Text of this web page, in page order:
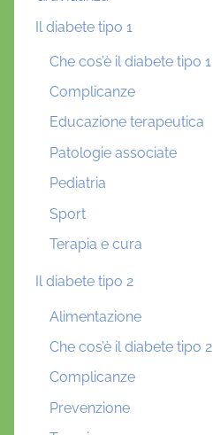
Il diabete tipo 1
Che cos’è il diabete tipo 1
Complicanze
Educazione terapeutica
Patologie associate
Pediatria
Sport
Terapia e cura
Il diabete tipo 2
Alimentazione
Che cos’è il diabete tipo 2
Complicanze
Prevenzione